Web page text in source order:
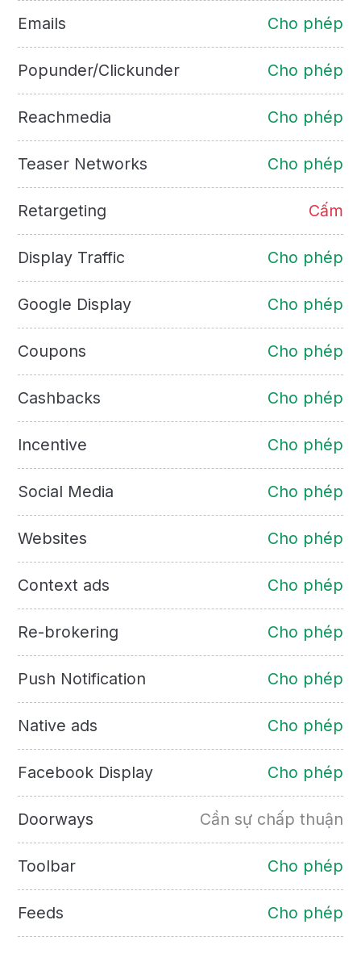
Emails Cho phép
Popunder/Clickunder Cho phép
Reachmedia Cho phép
Teaser Networks Cho phép
Retargeting Cấm
Display Traffic Cho phép
Google Display Cho phép
Coupons Cho phép
Cashbacks Cho phép
Incentive Cho phép
Social Media Cho phép
Websites Cho phép
Context ads Cho phép
Re-brokering Cho phép
Push Notification Cho phép
Native ads Cho phép
Facebook Display Cho phép
Doorways Cần sự chấp thuận
Toolbar Cho phép
Feeds Cho phép